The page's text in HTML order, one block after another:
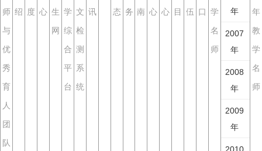
师
与
优
秀
育
人
团
队
绍
度 心 生
网
学
综
合
平
台
文
检
测
系
统
讯
态 务 南 心 心 目
伍 口 学
名
师
年
2007
年
2008
年
2009
年
年
教
学
名
师